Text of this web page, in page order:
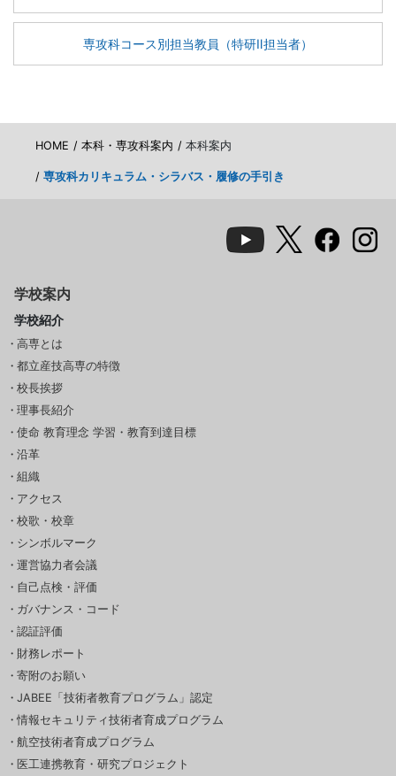
専攻科コース別担当教員（特研Ⅱ担当者）
HOME 本科・専攻科案内 本科案内
専攻科カリキュラム・シラバス・履修の手引き
学校案内
学校紹介
高専とは
都立産技高専の特徴
校長挨拶
理事長紹介
使命 教育理念 学習・教育到達目標
沿革
組織
アクセス
校歌・校章
シンボルマーク
運営協力者会議
自己点検・評価
ガバナンス・コード
認証評価
財務レポート
寄附のお願い
JABEE「技術者教育プログラム」認定
情報セキュリティ技術者育成プログラム
航空技術者育成プログラム
医工連携教育・研究プロジェクト